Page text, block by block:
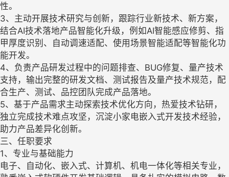
性。
3、主动开展技术研究与创新，跟踪行业新技术、新方案，
结合AI技术落地产品智能化升级，例如AI智能感应修剪、指
甲厚度识别、自动调速适配、使用场景智能适配等智能化功
能开发。
4、负责产品研发过程中的问题排查、BUG修复、量产技术
支持，输出完整的研发文档、测试报告及量产技术规范，配
合生产、测试、品控团队完成产品落地。
5、基于产品需求主动探索技术优化方向，热爱技术钻研，
独立完成技术难点攻坚，沉淀小家电嵌入式开发技术经验，
助力产品差异化创新。
三、任职要求
1、专业与基础能力
电子、自动化、嵌入式、计算机、机电一体化等相关专业，